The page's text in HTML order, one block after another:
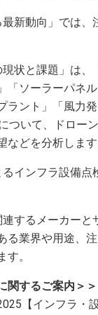
新動向」では、
状と課題」は
「ソーラーパネ
ラント」「風力
ついて、ドロー
どを分析します
インフラ設備点
するメーカー
業界や用途、
。
関するご案内＞＞
【インフラ・設